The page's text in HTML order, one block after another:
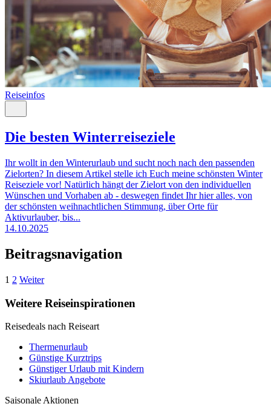
Reiseinfos
Die besten Winterreiseziele
Ihr wollt in den Winterurlaub und sucht noch nach den passenden
Zielorten? In diesem Artikel stelle ich Euch meine schönsten Winter
Reiseziele vor! Natürlich hängt der Zielort von den individuellen
Wünschen und Vorhaben ab - deswegen findet Ihr hier alles, von
der schönsten weihnachtlichen Stimmung, über Orte für
Aktivurlauber, bis...
14.10.2025
Beitragsnavigation
1 2 Weiter
Weitere Reiseinspirationen
Reisedeals nach Reiseart
Thermenurlaub
Günstige Kurztrips
Günstiger Urlaub mit Kindern
Skiurlaub Angebote
Saisonale Aktionen